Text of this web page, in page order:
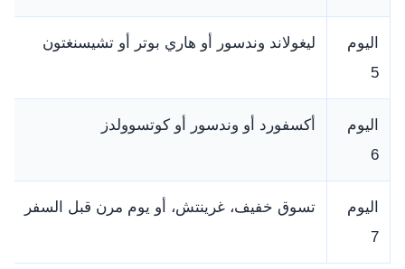
اليوم
5
ليغولاند وندسور أو هاري بوتر أو تشيسنغتون
اليوم
6
أكسفورد أو وندسور أو كوتسوولدز
اليوم
7
تسوق خفيف، غرينتش، أو يوم مرن قبل السفر